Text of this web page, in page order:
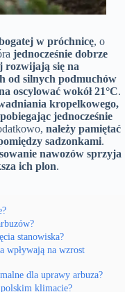
w próchnicę, o
jednocześnie dobrze
rozwijają się na
od silnych podmuchów
oscylować wokół 21°C.
kropelkowego,
jednocześnie
należy pamiętać
sadzonkami.
nawozów sprzyja
ich plon.
stanowiska?
wpływają na wzrost
dla uprawy arbuza?
klimacie?